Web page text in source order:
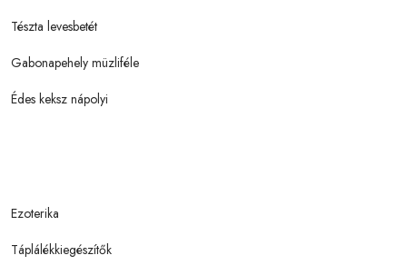
Tészta levesbetét
Gabonapehely müzliféle
Édes keksz nápolyi
Ezoterika
Táplálékkiegészítők